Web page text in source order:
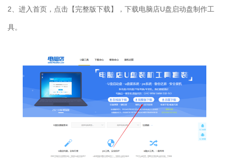
2、进入首页，点击【完整版下载】，下载电脑店U盘启动盘制作工
具。